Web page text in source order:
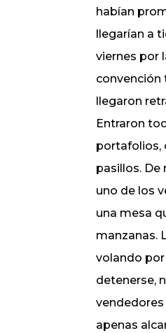
habían
llegarían a
viernes por
convención
llegaron
Entraron
portafolios,
pasillos. De
uno de los
una mesa
manzanas.
volando
detenerse,
apenas